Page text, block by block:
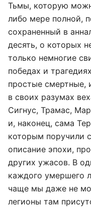
Тьмы, которую
либо мере полной,
сохраненный в
десять, о которых
только немногие
победах и
простые смертные,
в своих разумах
Сигнус, Трамас,
и, наконец, сама
которым поручили
описание эпохи,
других ужасов. В
каждого умершего
чаще мы даже не
легионы там